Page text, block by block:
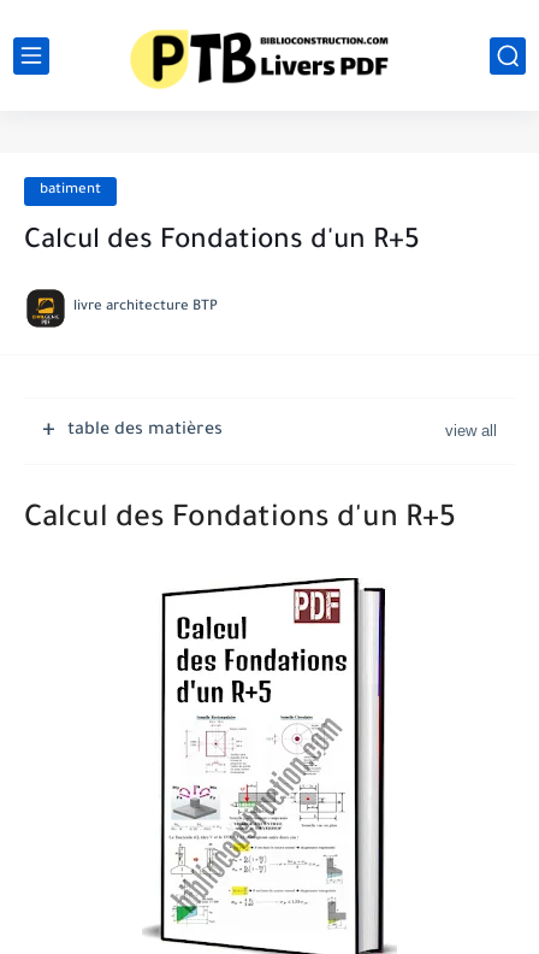
batiment
Calcul des Fondations d'un R+5
livre architecture BTP
table des matières
Calcul des Fondations d'un R+5